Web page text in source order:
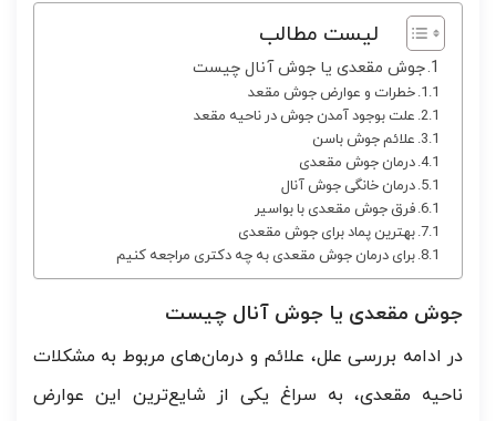
لیست مطالب
جوش مقعدی یا جوش آنال چیست
خطرات و عوارض جوش مقعد
علت بوجود آمدن جوش در ناحیه مقعد
علائم جوش باسن
درمان جوش مقعدی
درمان خانگی جوش آنال
فرق جوش مقعدی با بواسیر
بهترین پماد برای جوش مقعدی
برای درمان جوش مقعدی به چه دکتری مراجعه کنیم
جوش مقعدی یا جوش آنال چیست
در ادامه بررسی علل، علائم و درمان‌های مربوط به مشکلات
ناحیه مقعدی، به سراغ یکی از شایع‌ترین این عوارض